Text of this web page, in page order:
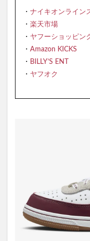
・ ナイキオンライン
・ 楽天市場
・ ヤフーショッピン
・ Amazon KICKS
・ BILLY’S ENT
・ ヤフオク